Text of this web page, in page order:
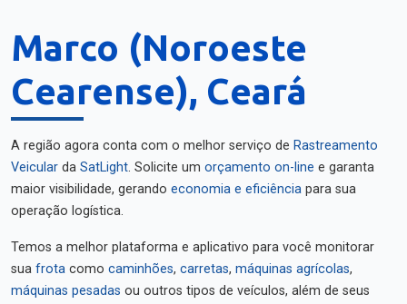
Marco (Noroeste
Cearense), Ceará
A região agora conta com o melhor serviço de Rastreamento
Veicular da SatLight. Solicite um orçamento on-line e garanta
maior visibilidade, gerando economia e eficiência para sua
operação logística.
Temos a melhor plataforma e aplicativo para você monitorar
sua frota como caminhões, carretas, máquinas agrícolas,
máquinas pesadas ou outros tipos de veículos, além de seus